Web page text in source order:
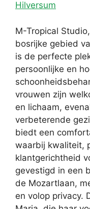
Hilversum
M-Tropical
bosrijke gebied
is de perfecte
persoonlijke en
vrouwen zijn
en lichaam,
verbeterende
biedt een
waarbij kwaliteit,
klantgerichtheid
gevestigd in een
de Mozartlaan,
en volop privacy.